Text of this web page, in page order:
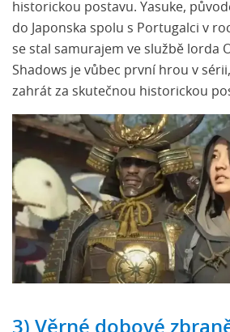
historickou postavu. Yasuke,
do Japonska spolu s Portugalci v
se stal samurajem ve službě lorda
Shadows je vůbec první hrou v
zahrát za skutečnou historickou
3) Věrné dobové